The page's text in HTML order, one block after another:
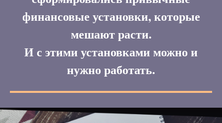
финансовые установки, которые
мешают расти.
И с этими установками можно и
нужно работать.